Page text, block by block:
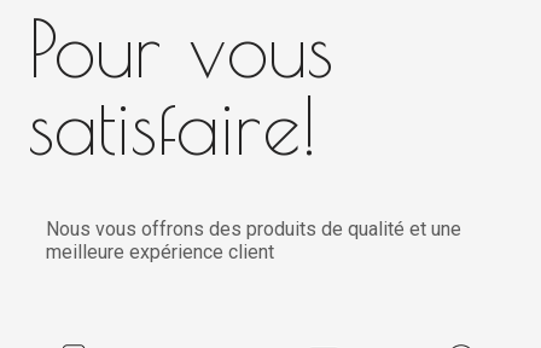
Pour vous
satisfaire!
Nous vous offrons des produits de qualité et une
meilleure expérience client